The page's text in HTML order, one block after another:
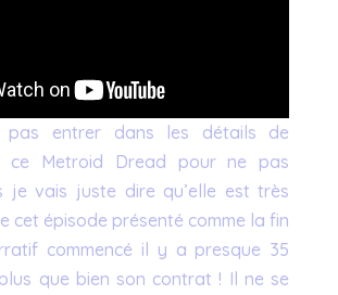
entrer dans les détails de
ce Metroid Dread pour ne pas
je vais juste dire qu’elle est très
cet épisode présenté comme la fin
commencé il y a presque 35
que bien son contrat ! Il ne se